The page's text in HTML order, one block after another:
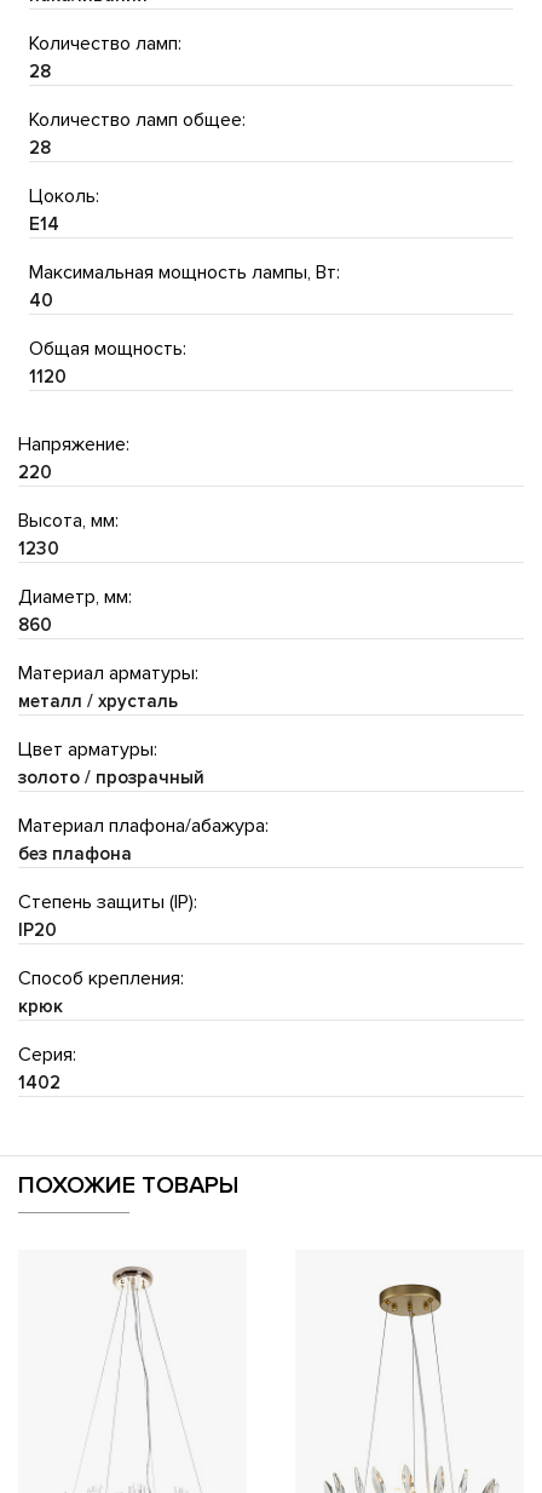
Количество ламп:
28
Количество ламп общее:
28
Цоколь:
E14
Максимальная мощность лампы, Вт:
40
Общая мощность:
1120
Напряжение:
220
Высота, мм:
1230
Диаметр, мм:
860
Материал арматуры:
металл / хрусталь
Цвет арматуры:
золото / прозрачный
Материал плафона/абажура:
без плафона
Степень защиты (IP):
IP20
Способ крепления:
крюк
Серия:
1402
ПОХОЖИЕ ТОВАРЫ